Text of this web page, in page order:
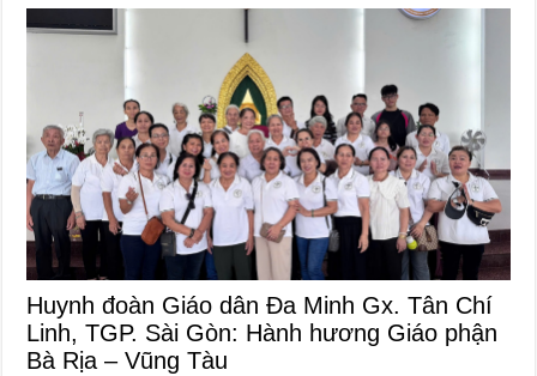
Huynh đoàn Giáo dân Đa Minh Gx. Tân Chí
Linh, TGP. Sài Gòn: Hành hương Giáo phận
Bà Rịa – Vũng Tàu